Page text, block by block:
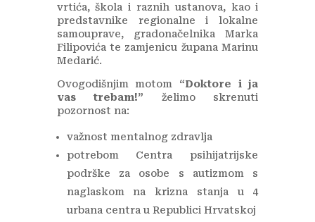
vrtića, škola i raznih ustanova, kao i
predstavnike regionalne i lokalne
samouprave, gradonačelnika Marka
Filipovića te zamjenicu župana Marinu
Medarić.
Ovogodišnjim motom
“Doktore i ja
vas trebam!”
želimo skrenuti
pozornost na:
važnost mentalnog zdravlja
potrebom Centra psihijatrijske
podrške za osobe s autizmom s
naglaskom na krizna stanja u 4
urbana centra u Republici Hrvatskoj